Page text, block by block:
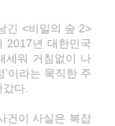
긴 <비밀의 숲 2>
2017년 대한민국
세워 거침없이 나
이라는 묵직한 주
다.
건이 사실은 복잡